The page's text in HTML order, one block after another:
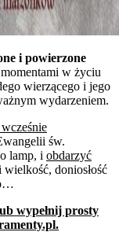
i powierzone
w życiu
wierzącego i jego
wydarzeniem.
św.
lamp, i obdarzyć
doniosłość
wypełnij prosty